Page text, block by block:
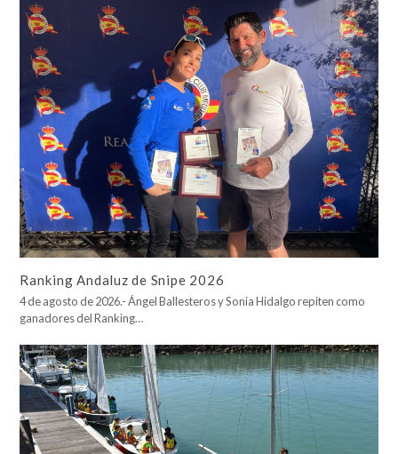
Ranking Andaluz de Snipe 2026
4 de agosto de 2026.- Ángel Ballesteros y Sonia Hidalgo repiten como
ganadores del Ranking…